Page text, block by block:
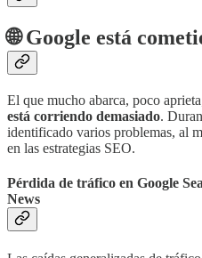
🌐 Google está
El que mucho abarca, poco
está corriendo demasiado.
identificado varios problemas, al
en las estrategias SEO.
Pérdida de tráfico en Google
News